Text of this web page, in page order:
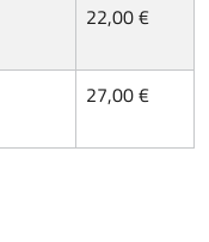
22,00 €
27,00 €